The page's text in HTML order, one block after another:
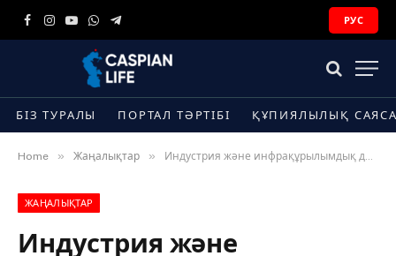
Facebook
Instagram
YouTube
WhatsApp
Telegram
РУС
БІЗ ТУРАЛЫ ПОРТАЛ ТӘРТІБІ ҚҰПИЯЛЫЛЫҚ
Home » Жаңалықтар » Индустрия және инфрақұрылымдық даму министрі Атырау халқымен кездесті
ЖАҢАЛЫҚТАР
Индустрия және